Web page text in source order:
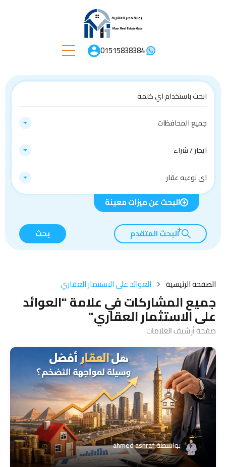
01515838384
جميع المحافظات
ايجار / شراء
اي نوعيه عقار
البحث عن ميزات معينة
البحث المتقدم بحث
الصفحة الرئيسية العوائد على الاستثمار العقاري
جميع المشاركات في علامة "العوائد
على الاستثمار العقاري"
صفحة أرشيف العلامات
بواسطةahmed ashraf